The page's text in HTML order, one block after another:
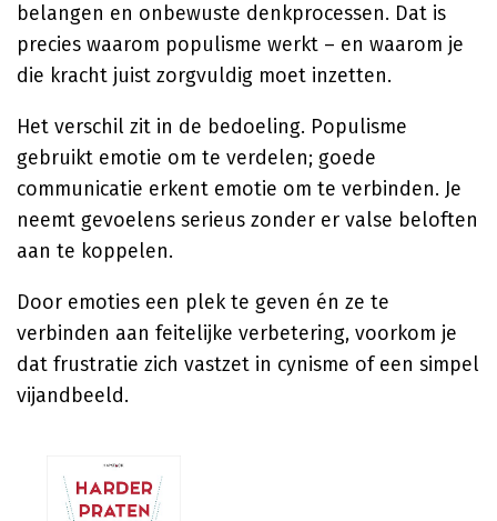
belangen en onbewuste denkprocessen. Dat is
precies waarom populisme werkt – en waarom je
die kracht juist zorgvuldig moet inzetten.
Het verschil zit in de bedoeling. Populisme
gebruikt emotie om te verdelen; goede
communicatie erkent emotie om te verbinden. Je
neemt gevoelens serieus zonder er valse beloften
aan te koppelen.
Door emoties een plek te geven én ze te
verbinden aan feitelijke verbetering, voorkom je
dat frustratie zich vastzet in cynisme of een simpel
vijandbeeld.